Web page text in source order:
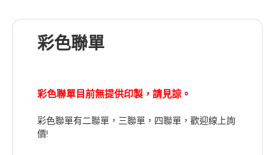
彩色聯單
彩色聯單目前無提供印製，請見諒。
彩色聯單有二聯單，三聯單，四聯單，歡迎線上詢
價!